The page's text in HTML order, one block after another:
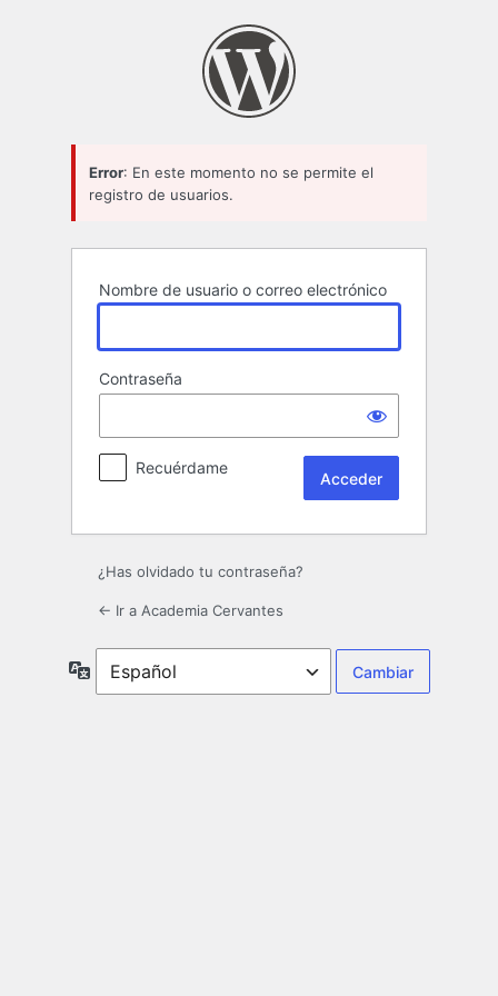
Error: En este momento no se permite el
registro de usuarios.
Nombre de usuario o correo electrónico
Contraseña
Recuérdame
¿Has olvidado tu contraseña?
← Ir a Academia Cervantes
Idioma